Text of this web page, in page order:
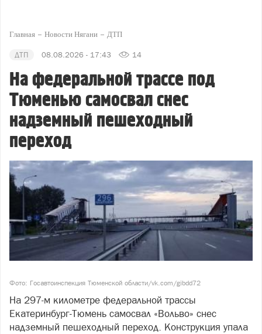
Главная Новости Нягани ДТП
ДТП 08.08.2026 - 17:43 14
На федеральной трассе под
Тюменью самосвал снес
надземный пешеходный
переход
Фото: Госавтоинспекция Тюменской области/vk.com/gibdd72
На 297-м километре федеральной трассы
Екатеринбург-Тюмень самосвал «Вольво» снес
надземный пешеходный переход. Конструкция упала